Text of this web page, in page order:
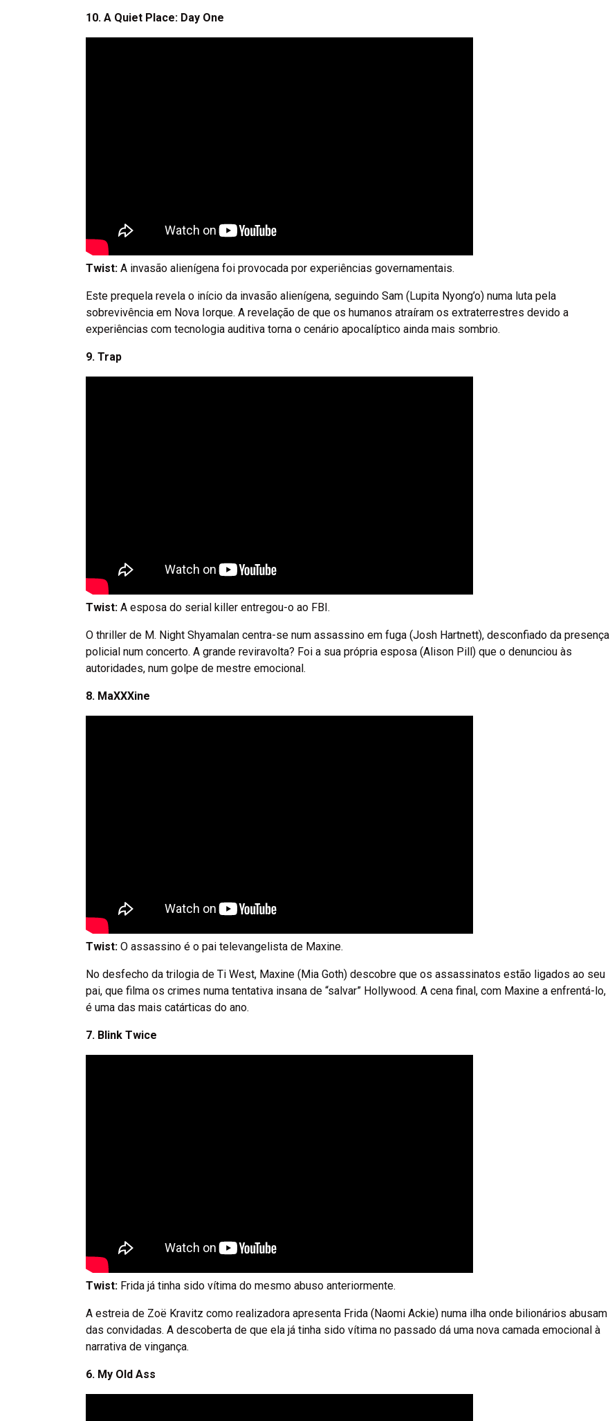
10. A Quiet Place: Day One
Twist: A invasão alienígena foi provocada por experiências governamentais.
Este prequela revela o início da invasão alienígena, seguindo Sam (Lupita Nyong’o) numa luta pela
sobrevivência em Nova Iorque. A revelação de que os humanos atraíram os extraterrestres devido a
experiências com tecnologia auditiva torna o cenário apocalíptico ainda mais sombrio.
9. Trap
Twist: A esposa do serial killer entregou-o ao FBI.
O thriller de M. Night Shyamalan centra-se num assassino em fuga (Josh Hartnett), desconfiado da presença
policial num concerto. A grande reviravolta? Foi a sua própria esposa (Alison Pill) que o denunciou às
autoridades, num golpe de mestre emocional.
8. MaXXXine
Twist: O assassino é o pai televangelista de Maxine.
No desfecho da trilogia de Ti West, Maxine (Mia Goth) descobre que os assassinatos estão ligados ao seu
pai, que filma os crimes numa tentativa insana de “salvar” Hollywood. A cena final, com Maxine a enfrentá-lo,
é uma das mais catárticas do ano.
7. Blink Twice
Twist: Frida já tinha sido vítima do mesmo abuso anteriormente.
A estreia de Zoë Kravitz como realizadora apresenta Frida (Naomi Ackie) numa ilha onde bilionários abusam
das convidadas. A descoberta de que ela já tinha sido vítima no passado dá uma nova camada emocional à
narrativa de vingança.
6. My Old Ass